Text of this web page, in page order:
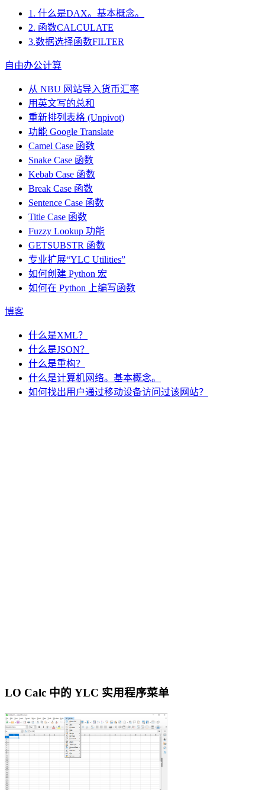
1. 什么是DAX。基本概念。
2. 函数CALCULATE
3.数据选择函数FILTER
自由办公计算
从 NBU 网站导入货币汇率
用英文写的总和
重新排列表格 (Unpivot)
功能 Google Translate
Camel Case 函数
Snake Case 函数
Kebab Case 函数
Break Case 函数
Sentence Case 函数
Title Case 函数
Fuzzy Lookup 功能
GETSUBSTR 函数
专业扩展“YLC Utilities”
如何创建 Python 宏
如何在 Python 上编写函数
博客
什么是XML？
什么是JSON？
什么是重构？
什么是计算机网络。基本概念。
如何找出用户通过移动设备访问过该网站？
LO Calc 中的 YLC 实用程序菜单